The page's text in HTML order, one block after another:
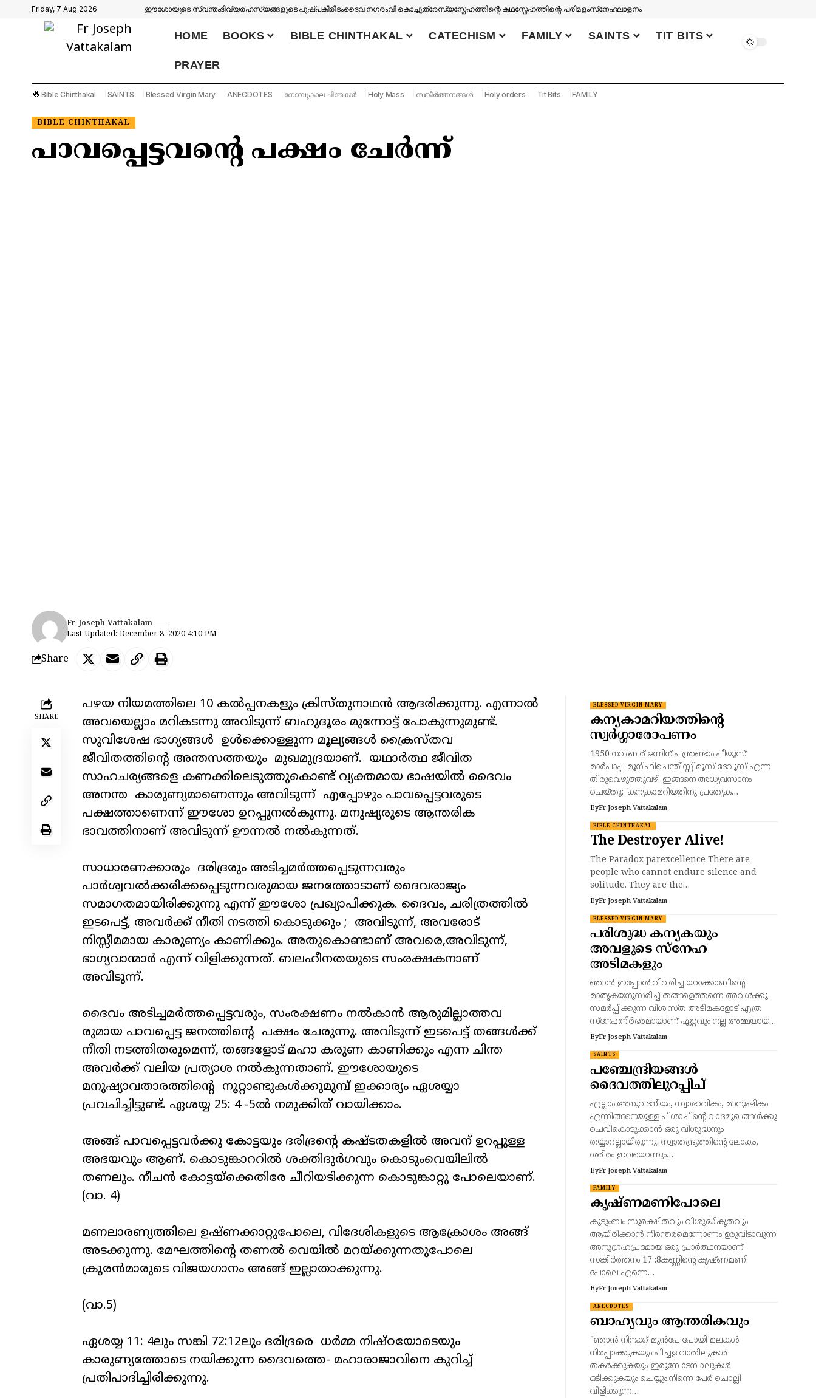
Friday, 7 Aug 2026 ഈശോയുടെ സ്വന്തംദിവ്യരഹസ്യങ്ങളുടെ പുഷ്പകിരീടംദൈവ നഗരംവി കൊച്ചുത്രേസ്യസ്നേഹത്തിന്റെ കഥസ്നേഹത്തിന്റെ പരിമളംസ്‌നേഹലാളനം
HOME BOOKS BIBLE CHINTHAKAL CATECHISM FAMILY SAINTS TIT BITS
PRAYER
🔥 Bible Chinthakal SAINTS Blessed Virgin Mary ANECDOTES നോമ്പുകാല ചിന്തകൾ Holy Mass സങ്കീർത്തനങ്ങൾ Holy orders Tit Bits FAMILY
BIBLE CHINTHAKAL
പാവപ്പെട്ടവന്റെ പക്ഷം ചേർന്ന്
Last Updated: December 8, 2020 4:10 PM
Fr Joseph Vattakalam
Share
SHARE
പഴയ നിയമത്തിലെ 10 കൽപ്പനകളും ക്രിസ്തുനാഥൻ ആദരിക്കുന്നു. എന്നാൽ
അവയെല്ലാം മറികടന്നു അവിടുന്ന് ബഹുദൂരം മുന്നോട്ട് പോകുന്നുമുണ്ട്.
സുവിശേഷ ഭാഗ്യങ്ങൾ ഉൾക്കൊള്ളുന്ന മൂല്യങ്ങൾ ക്രൈസ്തവ
ജീവിതത്തിന്റെ അന്തസത്തയും മുഖമുദ്രയാണ്. യഥാർത്ഥ ജീവിത
സാഹചര്യങ്ങളെ കണക്കിലെടുത്തുകൊണ്ട് വ്യക്തമായ ഭാഷയിൽ ദൈവം
അനന്ത കാരുണ്യമാണെന്നും അവിടുന്ന് എപ്പോഴും പാവപ്പെട്ടവരുടെ
പക്ഷത്താണെന്ന് ഈശോ ഉറപ്പുനൽകുന്നു. മനുഷ്യരുടെ ആന്തരിക
ഭാവത്തിനാണ് അവിടുന്ന് ഊന്നൽ നൽകുന്നത്.
സാധാരണക്കാരും ദരിദ്രരും അടിച്ചമർത്തപ്പെടുന്നവരും
പാർശ്വവൽക്കരിക്കപ്പെടുന്നവരുമായ ജനത്തോടാണ് ദൈവരാജ്യം
സമാഗതമായിരിക്കുന്നു എന്ന് ഈശോ പ്രഖ്യാപിക്കുക. ദൈവം, ചരിത്രത്തിൽ
ഇടപെട്ട്, അവർക്ക് നീതി നടത്തി കൊടുക്കും ; അവിടുന്ന്, അവരോട്
നിസ്സീമമായ കാരുണ്യം കാണിക്കും. അതുകൊണ്ടാണ് അവരെ,അവിടുന്ന്,
ഭാഗ്യവാന്മാർ എന്ന് വിളിക്കുന്നത്. ബലഹീനതയുടെ സംരക്ഷകനാണ്
അവിടുന്ന്.
ദൈവം അടിച്ചമർത്തപ്പെട്ടവരും, സംരക്ഷണം നൽകാൻ ആരുമില്ലാത്തവ
രുമായ പാവപ്പെട്ട ജനത്തിന്റെ പക്ഷം ചേരുന്നു. അവിടുന്ന് ഇടപെട്ട് തങ്ങൾക്ക്
നീതി നടത്തിതരുമെന്ന്, തങ്ങളോട് മഹാ കരുണ കാണിക്കും എന്ന ചിന്ത
അവർക്ക് വലിയ പ്രത്യാശ നൽകുന്നതാണ്. ഈശോയുടെ
മനുഷ്യാവതാരത്തിന്റെ നൂറ്റാണ്ടുകൾക്കുമുമ്പ് ഇക്കാര്യം ഏശയ്യാ
പ്രവചിച്ചിട്ടുണ്ട്. ഏശയ്യ 25: 4 -5ൽ നമുക്കിത് വായിക്കാം.
അങ്ങ് പാവപ്പെട്ടവര്‍ക്കു കോട്ടയും ദരിദ്രന്റെ കഷ്ടതകളില്‍ അവന് ഉറപ്പുള്ള
അഭയവും ആണ്. കൊടുങ്കാററില്‍ ശക്തിദുര്‍ഗവും കൊടുംവെയിലില്‍
തണലും. നീചന്‍ കോട്ടയ്‌ക്കെതിരേ ചീറിയടിക്കുന്ന കൊടുങ്കാറ്റു പോലെയാണ്.
(വാ. 4)
മണലാരണ്യത്തിലെ ഉഷ്ണക്കാറ്റുപോലെ, വിദേശികളുടെ ആക്രോശം അങ്ങ്
അടക്കുന്നു. മേഘത്തിന്റെ തണല്‍ വെയില്‍ മറയ്ക്കുന്നതുപോലെ
ക്രൂരന്‍മാരുടെ വിജയഗാനം അങ്ങ് ഇല്ലാതാക്കുന്നു.
(വാ.5)
ഏശയ്യ 11: 4ലും സങ്കി 72:12ലും ദരിദ്രരെ ധർമ്മ നിഷ്ഠയോടെയും
കാരുണ്യത്തോടെ നയിക്കുന്ന ദൈവത്തെ- മഹാരാജാവിനെ കുറിച്ച്
പ്രതിപാദിച്ചിരിക്കുന്നു.
BLESSED VIRGIN MARY
കന്യകാമറിയത്തിന്റെ
സ്വർഗ്ഗാരോപണം
1950 നവംബര് ഒന്നിന് പന്ത്രണ്ടാം പീയൂസ്
മാർപാപ്പ മൂനിഫിചെന്തീസ്സീമൂസ് ദേവൂസ് എന്ന
തിരുവെഴുത്തുവഴി ഇങ്ങനെ അധ്യവസാനം
ചെയ്തു: 'കന്യകാമറിയതിനു പ്രത്യേക…
ByFr Joseph Vattakalam
BIBLE CHINTHAKAL
The Destroyer Alive!
The Paradox parexcellence There are
people who cannot endure silence and
solitude. They are the…
ByFr Joseph Vattakalam
BLESSED VIRGIN MARY
പരിശുദ്ധ കന്യകയും
അവളുടെ സ്നേഹ
അടിമകളും
ഞാൻ ഇപ്പോൾ വിവരിച്ച യാക്കോബിന്റെ
മാതൃകയനുസരിച്ച് തങ്ങളെത്തന്നെ അവൾക്കു
സമർപ്പിക്കുന്ന വിശ്വസ്ത അടിമകളോട് എത്ര
സ്നേഹനിർഭരമായാണ് ഏറ്റവും നല്ല അമ്മയായ…
ByFr Joseph Vattakalam
SAINTS
പഞ്ചേന്ദ്രിയങ്ങൾ
ദൈവത്തിലുറപ്പിച്
എല്ലാം അനുവദനീയം, സ്വാഭാവികം, മാനുഷികം
എന്നിങ്ങനെയുള്ള പിശാചിന്റെ വാദമുഖങ്ങൾക്കു
ചെവികൊടുക്കാൻ ഒരു വിശുദ്ധനും
തയ്യാറല്ലായിരുന്നു. സ്വാതന്ദ്ര്യത്തിന്റെ ലോകം,
ശരീരം ഇവയൊന്നും…
ByFr Joseph Vattakalam
FAMILY
കൃഷ്ണമണിപോലെ
കുടുംബം സുരക്ഷിതവും വിശുദ്ധികൃതവും
ആയിരിക്കാൻ നിരന്തരമെന്നോണം ഉരുവിടാവുന്ന
അനുഗ്രഹപ്രദമായ ഒരു പ്രാർത്ഥനയാണ്
സങ്കീർത്തനം 17 :8കണ്ണിന്റെ കൃഷ്ണമണി
പോലെ എന്നെ…
ByFr Joseph Vattakalam
ANECDOTES
ബാഹ്യവും ആന്തരികവും
"ഞാൻ നിനക്ക് മുൻപേ പോയി മലകൾ
നിരപ്പാക്കുകയും പിച്ചള വാതിലുകൾ
തകർക്കുകയും ഇരുമ്പോടമ്പാലുകൾ
ഒടിക്കുകയും ചെയ്യും.നിന്നെ പേര് ചൊല്ലി
വിളിക്കുന്ന…